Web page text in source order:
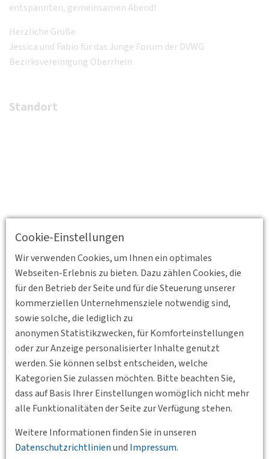
Cookie-Einstellungen
Wir verwenden Cookies, um Ihnen ein optimales
Webseiten-Erlebnis zu bieten. Dazu zählen Cookies, die
für den Betrieb der Seite und für die Steuerung unserer
kommerziellen Unternehmensziele notwendig sind,
sowie solche, die lediglich zu
anonymen Statistikzwecken, für Komforteinstellungen
oder zur Anzeige personalisierter Inhalte genutzt
werden. Sie können selbst entscheiden, welche
Kategorien Sie zulassen möchten. Bitte beachten Sie,
dass auf Basis Ihrer Einstellungen womöglich nicht mehr
alle Funktionalitäten der Seite zur Verfügung stehen.
Weitere Informationen finden Sie in unseren
Datenschutzrichtlinienund Impressum.
entspannten, gemeinsamen Abend!
Herzliche Grüße
Jessica und Fabio für das Junge Forum der DVWG
Bezirksvereinigung Oberrhein
Standort
Zurück
Veranstaltungen der Bundesgeschäftsstelle,